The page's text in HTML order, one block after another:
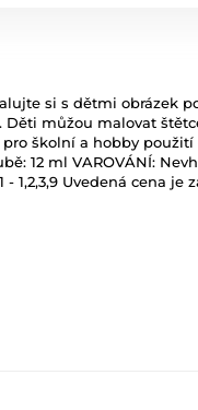
si s dětmi obrázek
můžou malovat
školní a hobby
12 ml VAROVÁNÍ:
Uvedená cena je